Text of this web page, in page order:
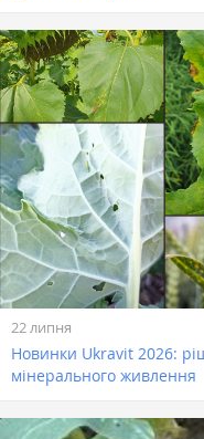
22 липня
Новинки Ukravit 2026:
мінерального живлення